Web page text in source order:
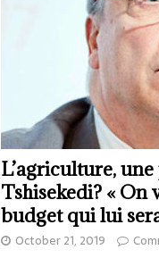
L’agriculture,
Tshisekedi? « On
budget qui lui
October 21, 2019